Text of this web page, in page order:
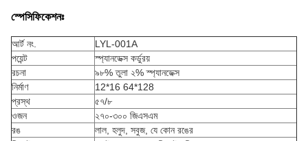
স্পেসিফিকেশনঃ
আর্ট নং.
LYL-001A
পয়েন্ট
স্প্যানডেক্স কর্ডুরয়
রচনা
৯৮% তুলা ২% স্প্যানডেক্স
নির্মাণ
12*16 64*128
প্রস্থ
৫৭/৮
ওজন
২৭০-৩০০ জিএসএম
রঙ
লাল, হলুদ, সবুজ, যে কোন রঙের